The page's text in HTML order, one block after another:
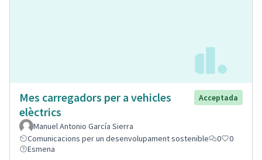
Mes carregadors per a vehicles
elèctrics
Acceptada
Manuel Antonio García Sierra
Comunicacions per un desenvolupament sostenible
0
0
Esmena